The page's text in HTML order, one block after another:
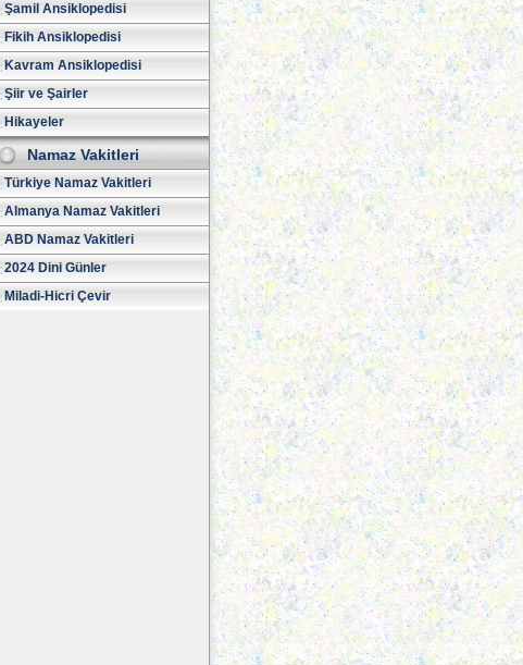
Şamil Ansiklopedisi
Fikih Ansiklopedisi
Kavram Ansiklopedisi
Şiir ve Şairler
Hikayeler
Namaz Vakitleri
Türkiye Namaz Vakitleri
Almanya Namaz Vakitleri
ABD Namaz Vakitleri
2024 Dini Günler
Miladi-Hicri Çevir